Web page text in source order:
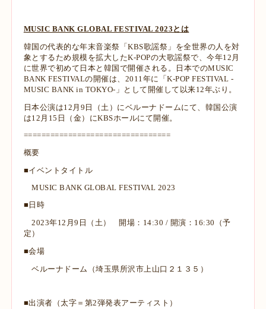
MUSIC BANK GLOBAL FESTIVAL 2023とは
韓国の代表的な年末音楽祭「KBS歌謡祭」を全世界の人を対
象とするため規模を拡大したK-POPの大歌謡祭で、今年12月
に世界で初めて日本と韓国で開催される。日本でのMUSIC
BANK FESTIVALの開催は、2011年に「K-POP FESTIVAL -
MUSIC BANK in TOKYO-」として開催して以来12年ぶり。
日本公演は12月9日（土）にベルーナドームにて、韓国公演
は12月15日（金）にKBSホールにて開催。
=================================
概要
■イベントタイトル
MUSIC BANK GLOBAL FESTIVAL 2023
■日時
2023年12月9日（土） 開場：14:30 / 開演：16:30（予
定）
■会場
ベルーナドーム（埼玉県所沢市上山口２１３５）
■出演者（太字＝第2弾発表アーティスト）